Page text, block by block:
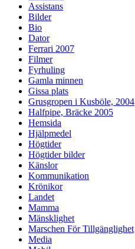
Assistans
Bilder
Bio
Dator
Ferrari 2007
Filmer
Fyrhuling
Gamla minnen
Gissa plats
Grusgropen i Kusböle, 2004
Halfpipe, Bräcke 2005
Hemsida
Hjälpmedel
Högtider
Högtider bilder
Känslor
Kommunikation
Krönikor
Landet
Mamma
Mänsklighet
Marschen För Tillgänglighet
Media